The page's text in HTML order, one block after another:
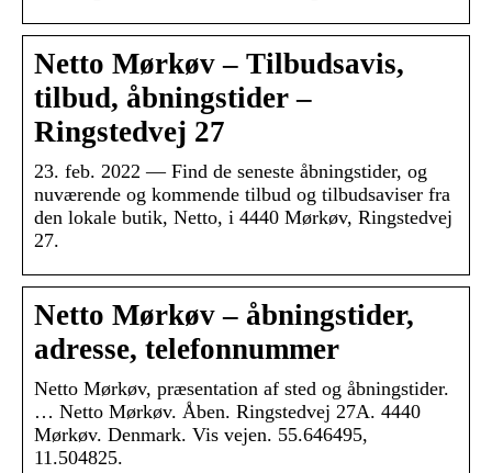
Netto Mørkøv – Tilbudsavis,
tilbud, åbningstider –
Ringstedvej 27
23. feb. 2022 — Find de seneste åbningstider, og
nuværende og kommende tilbud og tilbudsaviser fra
den lokale butik, Netto, i 4440 Mørkøv, Ringstedvej
27.
Netto Mørkøv – åbningstider,
adresse, telefonnummer
Netto Mørkøv, præsentation af sted og åbningstider.
… Netto Mørkøv. Åben. Ringstedvej 27A. 4440
Mørkøv. Denmark. Vis vejen. 55.646495,
11.504825.